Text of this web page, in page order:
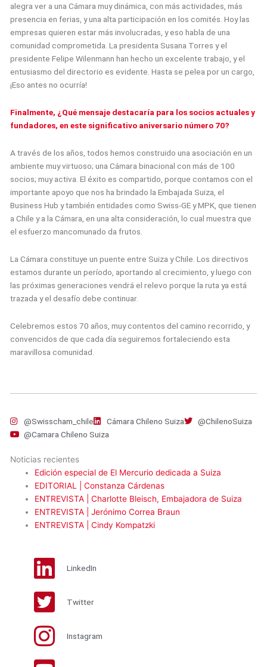
alegra ver a una Cámara muy dinámica, con más actividades, más
presencia en ferias, y una alta participación en los comités. Hoy las
empresas quieren estar más involucradas, y eso habla de una
comunidad comprometida. La presidenta Susana Torres y el
presidente Felipe Wilenmann han hecho un excelente trabajo, y el
entusiasmo del directorio es evidente. Hasta se pelea por un cargo,
¡Eso antes no ocurría!
Finalmente, ¿Qué mensaje destacaría para los socios actuales y
fundadores, en este significativo aniversario número 70?
A través de los años, todos hemos construido una asociación en un
ambiente muy virtuoso; una Cámara binacional con más de 100
socios; muy activa. El éxito es compartido, porque contamos con el
importante apoyo que nos ha brindado la Embajada Suiza, el
Business Hub y también entidades como Swiss-GE y MPK, que tienen
a Chile y a la Cámara, en una alta consideración, lo cual muestra que
el esfuerzo mancomunado da frutos.
La Cámara constituye un puente entre Suiza y Chile. Los directivos
estamos durante un período, aportando al crecimiento, y luego con
las próximas generaciones vendrá el relevo porque la ruta ya está
trazada y el desafío debe continuar.
Celebremos estos 70 años, muy contentos del camino recorrido, y
convencidos de que cada día seguiremos fortaleciendo esta
maravillosa comunidad.
@Swisscham_chile Cámara Chileno Suiza
@ChilenoSuiza
@Camara Chileno Suiza
Noticias recientes
Edición especial de El Mercurio dedicada a Suiza
EDITORIAL | Constanza Cárdenas
ENTREVISTA | Charlotte Bleisch, Embajadora de Suiza
ENTREVISTA | Jerónimo Correa Braun
ENTREVISTA | Cindy Kompatzki
LinkedIn
Twitter
Instagram